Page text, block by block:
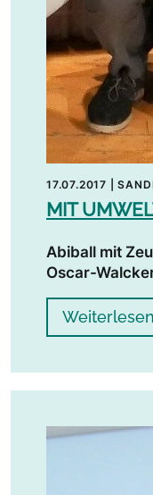
17.07.2017 |
MIT
Abiball mit
Oscar-
Weiterlesen